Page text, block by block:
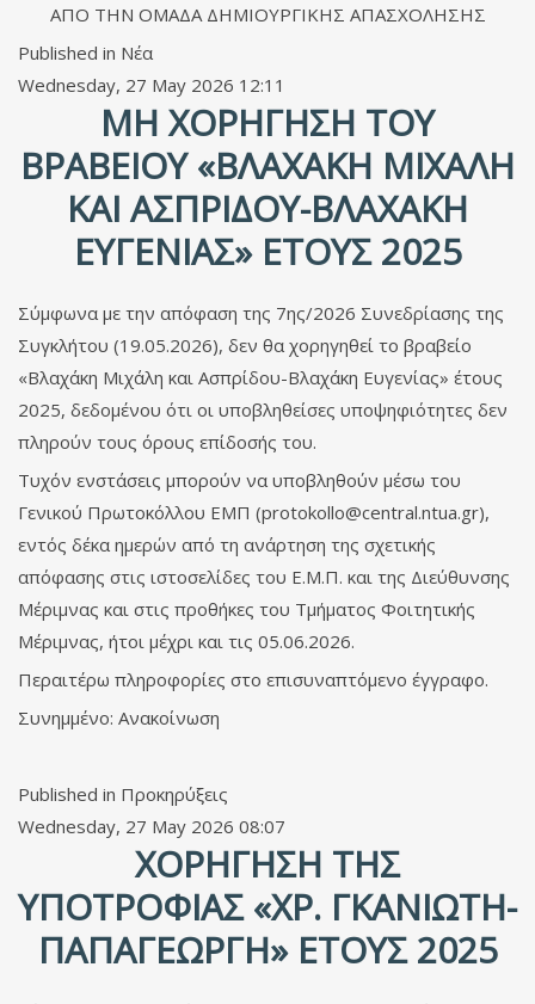
ΑΠΟ ΤΗΝ ΟΜΑΔΑ ΔΗΜΙΟΥΡΓΙΚΗΣ ΑΠΑΣΧΟΛΗΣΗΣ
Published in Νέα
Wednesday, 27 May 2026 12:11
ΜΗ ΧΟΡΉΓΗΣΗ ΤΟΥ
ΒΡΑΒΕΊΟΥ «ΒΛΑΧΆΚΗ ΜΙΧΆΛΗ
ΚΑΙ ΑΣΠΡΊΔΟΥ-ΒΛΑΧΆΚΗ
ΕΥΓΕΝΊΑΣ» ΈΤΟΥΣ 2025
Σύμφωνα με την απόφαση της 7ης/2026 Συνεδρίασης της
Συγκλήτου (19.05.2026), δεν θα χορηγηθεί το βραβείο
«Βλαχάκη Μιχάλη και Ασπρίδου-Βλαχάκη Ευγενίας» έτους
2025, δεδομένου ότι οι υποβληθείσες υποψηφιότητες δεν
πληρούν τους όρους επίδοσής του.
Τυχόν ενστάσεις μπορούν να υποβληθούν μέσω του
Γενικού Πρωτοκόλλου ΕΜΠ (protokollo@central.ntua.gr),
εντός δέκα ημερών από τη ανάρτηση της σχετικής
απόφασης στις ιστοσελίδες του Ε.Μ.Π. και της Διεύθυνσης
Μέριμνας και στις προθήκες του Τμήματος Φοιτητικής
Μέριμνας, ήτοι μέχρι και τις 05.06.2026.
Περαιτέρω πληροφορίες στο επισυναπτόμενο έγγραφο.
Συνημμένο: Ανακοίνωση
Published in Προκηρύξεις
Wednesday, 27 May 2026 08:07
ΧΟΡΉΓΗΣΗ ΤΗΣ
ΥΠΟΤΡΟΦΊΑΣ «ΧΡ. ΓΚΑΝΙΏΤΗ-
ΠΑΠΑΓΕΏΡΓΗ» ΈΤΟΥΣ 2025